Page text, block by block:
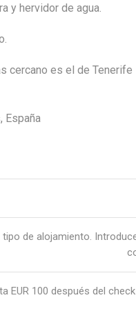
y hervidor de agua.
cercano es el de
España
de alojamiento.
EUR 100 después del